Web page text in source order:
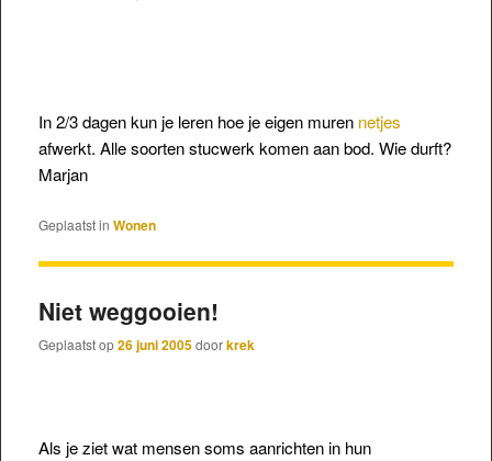
In 2/3 dagen kun je leren hoe je eigen muren netjes
afwerkt. Alle soorten stucwerk komen aan bod. Wie durft?
Marjan
Geplaatst in Wonen
Niet weggooien!
Geplaatst op26 juni 2005doorkrek
Als je ziet wat mensen soms aanrichten in hun